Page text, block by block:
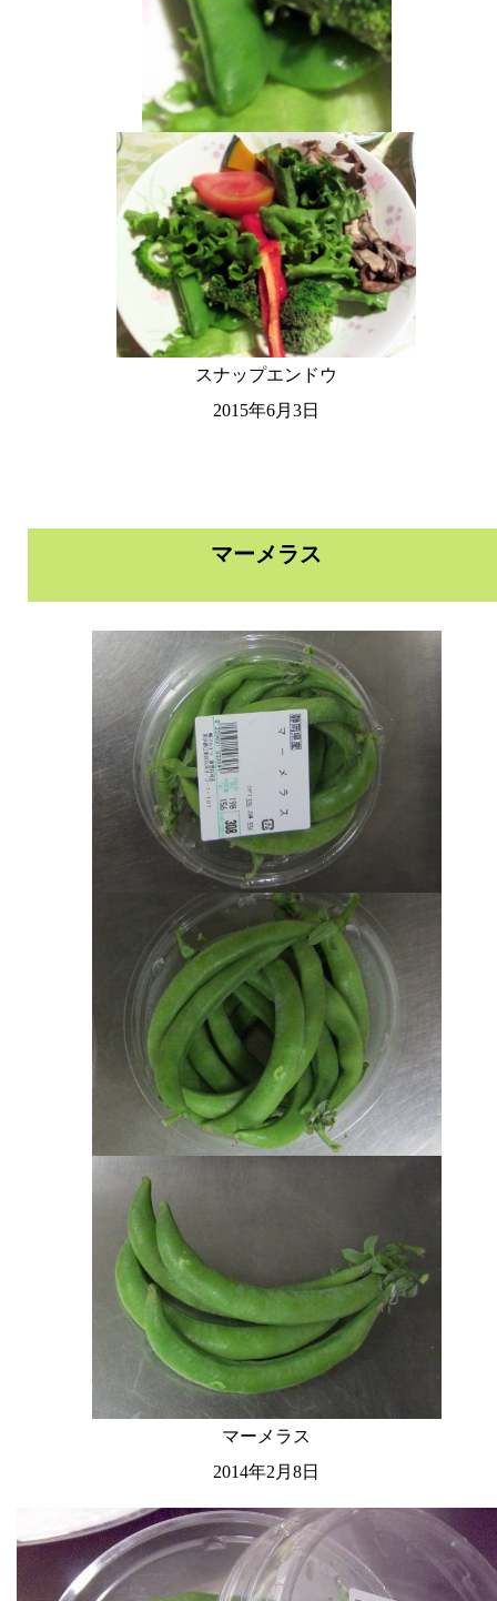
スナップエンドウ
2015年6月3日
マーメラス
マーメラス
2014年2月8日